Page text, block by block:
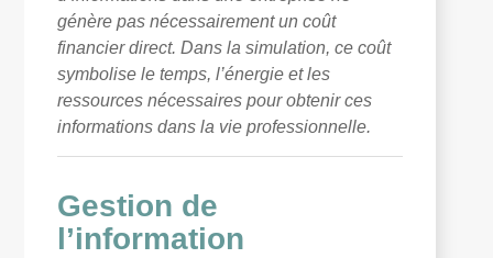
génère pas nécessairement un coût
financier direct. Dans la simulation, ce coût
symbolise le temps, l’énergie et les
ressources nécessaires pour obtenir ces
informations dans la vie professionnelle.
Gestion de
l’information